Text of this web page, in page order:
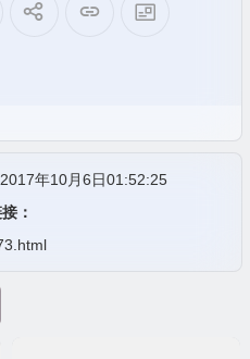
年10月6日01:52:25
：